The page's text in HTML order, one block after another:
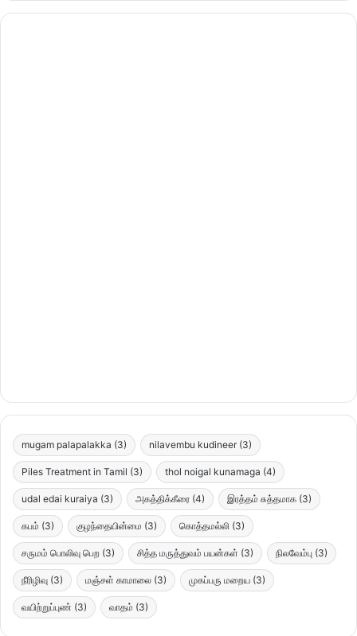
mugam palapalakka (3) nilavembu kudineer (3)
Piles Treatment in Tamil (3) thol noigal kunamaga (4)
udal edai kuraiya (3) அகத்திக்கீரை (4) இரத்தம் சுத்தமாக (3)
கபம் (3) குழந்தையின்மை (3) கொத்தமல்லி (3)
சருமம் பொலிவு பெற (3) சித்த மருத்துவம் பயன்கள் (3) நிலவேம்பு (3)
நீரிழிவு (3) மஞ்சள் காமாலை (3) முகப்பரு மறைய (3)
வயிற்றுப்புண் (3) வாதம் (3)